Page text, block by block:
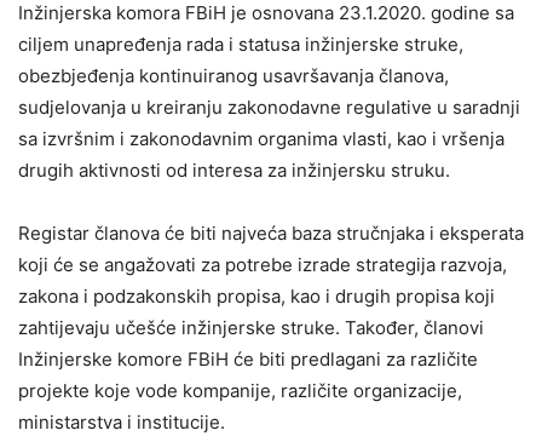
Inžinjerska komora FBiH je osnovana 23.1.2020. godine sa
ciljem unapređenja rada i statusa inžinjerske struke,
obezbjeđenja kontinuiranog usavršavanja članova,
sudjelovanja u kreiranju zakonodavne regulative u saradnji
sa izvršnim i zakonodavnim organima vlasti, kao i vršenja
drugih aktivnosti od interesa za inžinjersku struku.
Registar članova će biti najveća baza stručnjaka i eksperata
koji će se angažovati za potrebe izrade strategija razvoja,
zakona i podzakonskih propisa, kao i drugih propisa koji
zahtijevaju učešće inžinjerske struke. Također, članovi
Inžinjerske komore FBiH će biti predlagani za različite
projekte koje vode kompanije, različite organizacije,
ministarstva i institucije.